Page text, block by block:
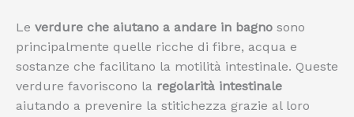
Le verdure che aiutano a andare in bagno sono
principalmente quelle ricche di fibre, acqua e
sostanze che facilitano la motilità intestinale. Queste
verdure favoriscono la regolarità intestinale
aiutando a prevenire la stitichezza grazie al loro